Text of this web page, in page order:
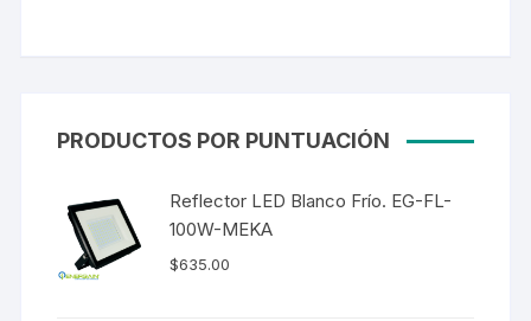
PRODUCTOS POR PUNTUACIÓN
Reflector LED Blanco Frío. EG-FL-
100W-MEKA
$635.00